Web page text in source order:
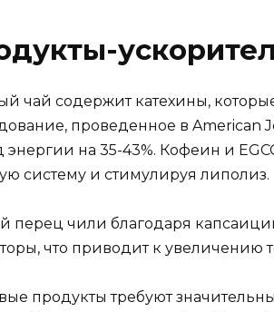
чай содержит катехины,
проведенное в American
энергии на 35-43%. Кофеин и
систему и стимулируя липолиз.
перец чили благодаря
что приводит к увеличению
продукты требуют